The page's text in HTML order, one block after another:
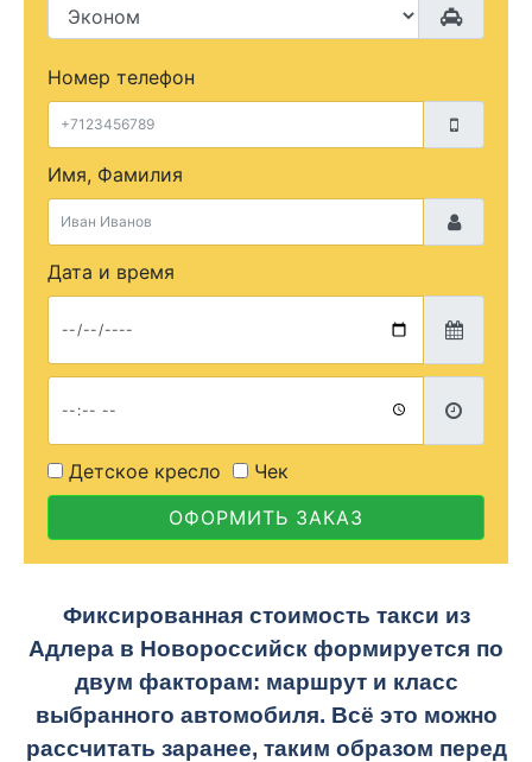
Номер телефон
Имя, Фамилия
Дата и время
Детское кресло
Чек
ОФОРМИТЬ ЗАКАЗ
Фиксированная стоимость такси из
Адлера в Новороссийск формируется по
двум факторам: маршрут и класс
выбранного автомобиля. Всё это можно
рассчитать заранее, таким образом перед